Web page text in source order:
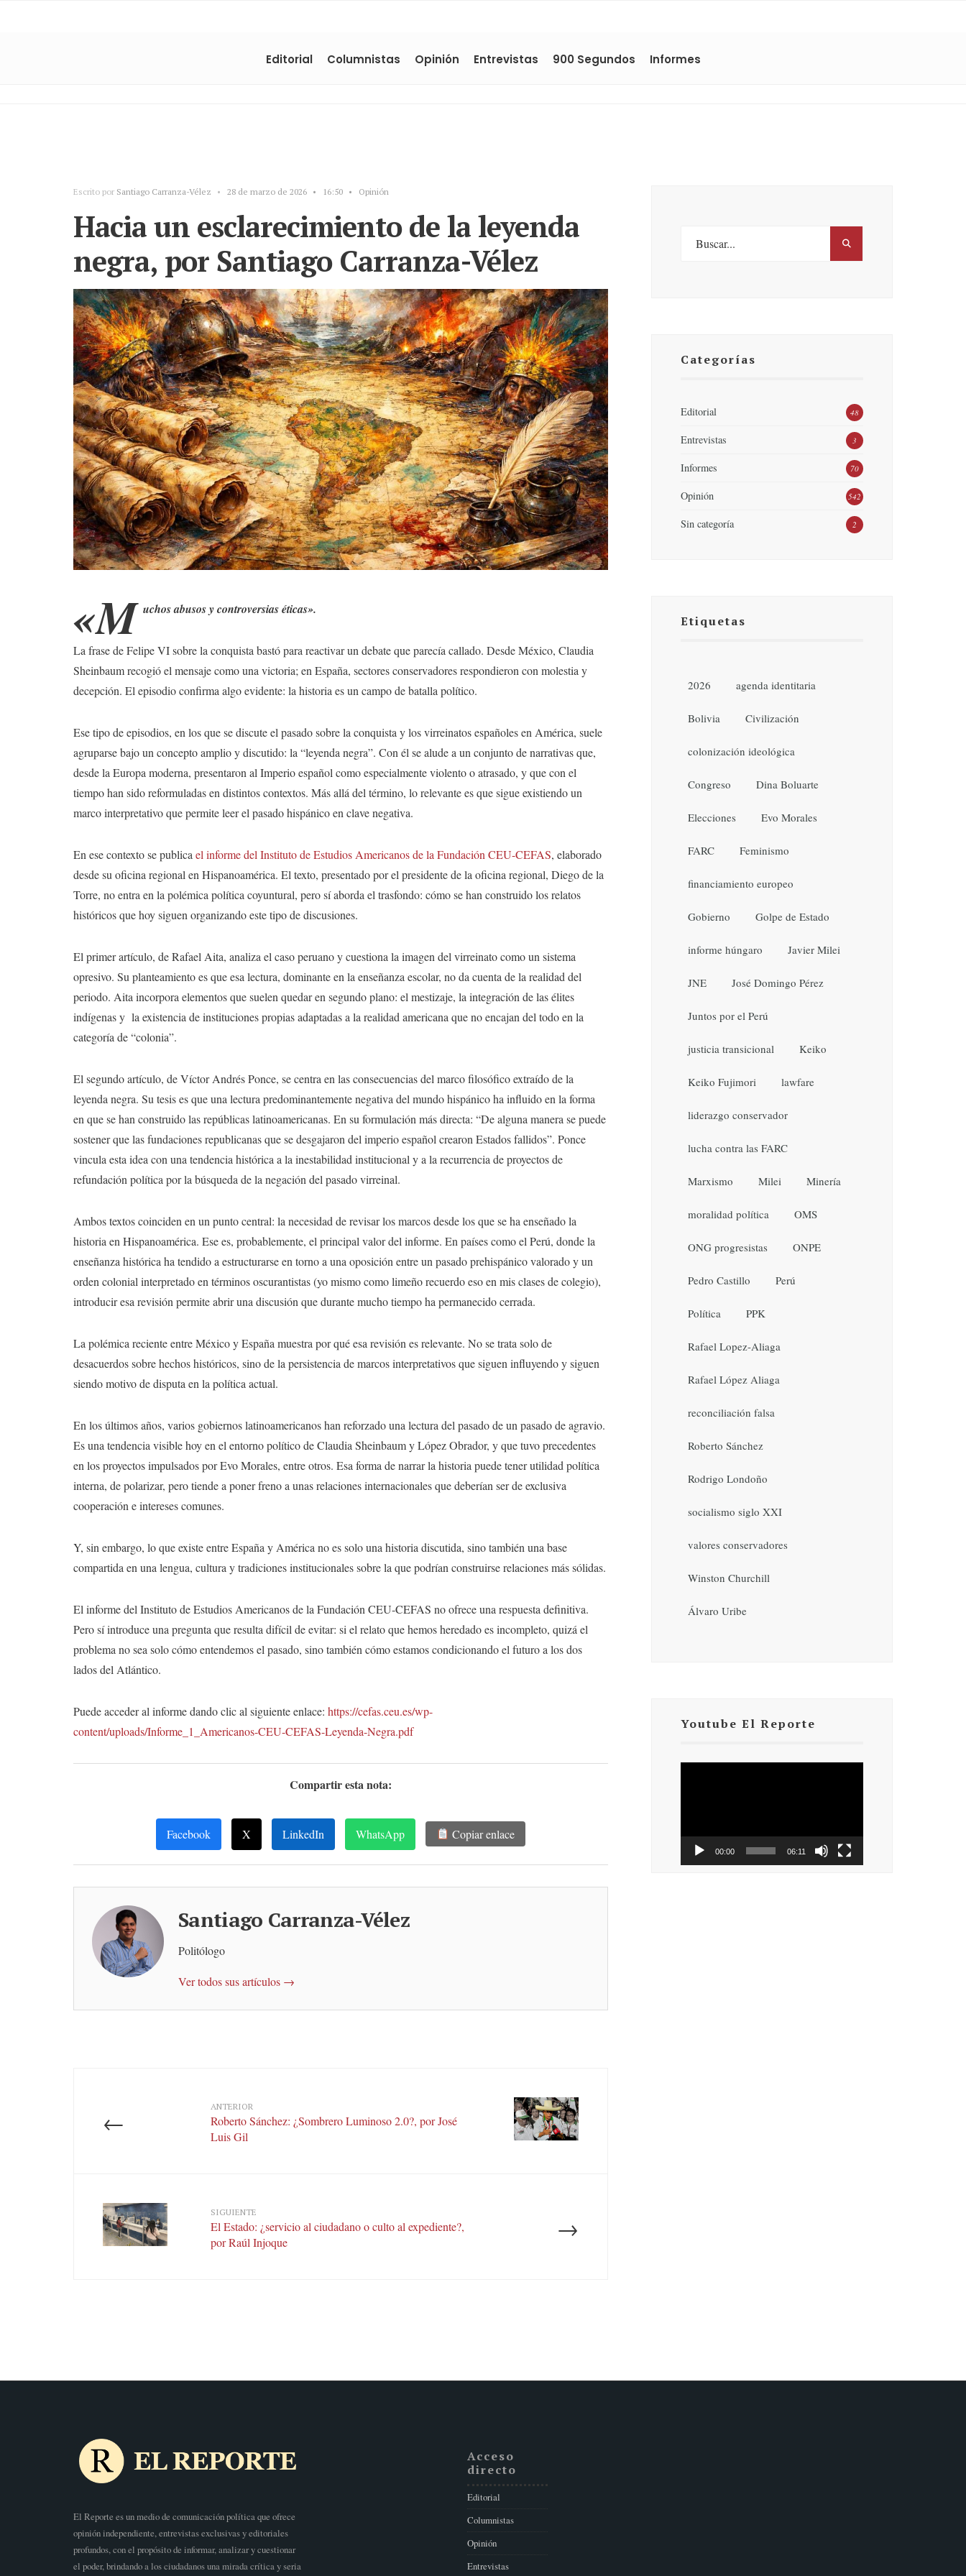
Editorial Columnistas Opinión Entrevistas 900 Segundos Informes
Escrito por Santiago Carranza-Vélez • 28 de marzo de 2026 • 16:50 • Opinión
Hacia un esclarecimiento de la leyenda
negra, por Santiago Carranza-Vélez
«M uchos abusos y controversias éticas».
La frase de Felipe VI sobre la conquista bastó para reactivar un debate que parecía callado. Desde México, Claudia
Sheinbaum recogió el mensaje como una victoria; en España, sectores conservadores respondieron con molestia y
decepción. El episodio confirma algo evidente: la historia es un campo de batalla político.
Ese tipo de episodios, en los que se discute el pasado sobre la conquista y los virreinatos españoles en América, suele
agruparse bajo un concepto amplio y discutido: la “leyenda negra”. Con él se alude a un conjunto de narrativas que,
desde la Europa moderna, presentaron al Imperio español como especialmente violento o atrasado, y que con el
tiempo han sido reformuladas en distintos contextos. Más allá del término, lo relevante es que sigue existiendo un
marco interpretativo que permite leer el pasado hispánico en clave negativa.
En ese contexto se publica el informe del Instituto de Estudios Americanos de la Fundación CEU-CEFAS, elaborado
desde su oficina regional en Hispanoamérica. El texto, presentado por el presidente de la oficina regional, Diego de la
Torre, no entra en la polémica política coyuntural, pero sí aborda el trasfondo: cómo se han construido los relatos
históricos que hoy siguen organizando este tipo de discusiones.
El primer artículo, de Rafael Aita, analiza el caso peruano y cuestiona la imagen del virreinato como un sistema
opresivo. Su planteamiento es que esa lectura, dominante en la enseñanza escolar, no da cuenta de la realidad del
periodo. Aita incorpora elementos que suelen quedar en segundo plano: el mestizaje, la integración de las élites
indígenas y la existencia de instituciones propias adaptadas a la realidad americana que no encajan del todo en la
categoría de “colonia”.
El segundo artículo, de Víctor Andrés Ponce, se centra en las consecuencias del marco filosófico extraído de la
leyenda negra. Su tesis es que una lectura predominantemente negativa del mundo hispánico ha influido en la forma
en que se han construido las repúblicas latinoamericanas. En su formulación más directa: “De alguna manera se puede
sostener que las fundaciones republicanas que se desgajaron del imperio español crearon Estados fallidos”. Ponce
vincula esta idea con una tendencia histórica a la inestabilidad institucional y a la recurrencia de proyectos de
refundación política por la búsqueda de la negación del pasado virreinal.
Ambos textos coinciden en un punto central: la necesidad de revisar los marcos desde los que se ha enseñado la
historia en Hispanoamérica. Ese es, probablemente, el principal valor del informe. En países como el Perú, donde la
enseñanza histórica ha tendido a estructurarse en torno a una oposición entre un pasado prehispánico valorado y un
orden colonial interpretado en términos oscurantistas (yo mismo como limeño recuerdo eso en mis clases de colegio),
introducir esa revisión permite abrir una discusión que durante mucho tiempo ha permanecido cerrada.
La polémica reciente entre México y España muestra por qué esa revisión es relevante. No se trata solo de
desacuerdos sobre hechos históricos, sino de la persistencia de marcos interpretativos que siguen influyendo y siguen
siendo motivo de disputa en la política actual.
En los últimos años, varios gobiernos latinoamericanos han reforzado una lectura del pasado de un pasado de agravio.
Es una tendencia visible hoy en el entorno político de Claudia Sheinbaum y López Obrador, y que tuvo precedentes
en los proyectos impulsados por Evo Morales, entre otros. Esa forma de narrar la historia puede tener utilidad política
interna, de polarizar, pero tiende a poner freno a unas relaciones internacionales que deberían ser de exclusiva
cooperación e intereses comunes.
Y, sin embargo, lo que existe entre España y América no es solo una historia discutida, sino también una base
compartida en una lengua, cultura y tradiciones institucionales sobre la que podrían construirse relaciones más sólidas.
El informe del Instituto de Estudios Americanos de la Fundación CEU-CEFAS no ofrece una respuesta definitiva.
Pero sí introduce una pregunta que resulta difícil de evitar: si el relato que hemos heredado es incompleto, quizá el
problema no sea solo cómo entendemos el pasado, sino también cómo estamos condicionando el futuro a los dos
lados del Atlántico.
Puede acceder al informe dando clic al siguiente enlace: https://cefas.ceu.es/wp-
content/uploads/Informe_1_Americanos-CEU-CEFAS-Leyenda-Negra.pdf
Compartir esta nota:
Facebook X LinkedIn WhatsApp Copiar enlace
Santiago Carranza-Vélez
Politólogo
Ver todos sus artículos →
←
ANTERIOR
Roberto Sánchez: ¿Sombrero Luminoso 2.0?, por José
Luis Gil
→
SIGUIENTE
El Estado: ¿servicio al ciudadano o culto al expediente?,
por Raúl Injoque
Categorías
Editorial 48
Entrevistas 3
Informes 70
Opinión 542
Sin categoría 2
Etiquetas
2026 agenda identitaria
Bolivia Civilización
colonización ideológica
Congreso Dina Boluarte
Elecciones Evo Morales
FARC Feminismo
financiamiento europeo
Gobierno Golpe de Estado
informe húngaro Javier Milei
JNE José Domingo Pérez
Juntos por el Perú
justicia transicional Keiko
Keiko Fujimori lawfare
liderazgo conservador
lucha contra las FARC
Marxismo Milei Minería
moralidad política OMS
ONG progresistas ONPE
Pedro Castillo Perú
Política PPK
Rafael Lopez-Aliaga
Rafael López Aliaga
reconciliación falsa
Roberto Sánchez
Rodrigo Londoño
socialismo siglo XXI
valores conservadores
Winston Churchill
Álvaro Uribe
Youtube El Reporte
00:00 06:11
El Reporte es un medio de comunicación política que ofrece
opinión independiente, entrevistas exclusivas y editoriales
profundos, con el propósito de informar, analizar y cuestionar
el poder, brindando a los ciudadanos una mirada crítica y seria
Acceso
directo
Editorial
Columnistas
Opinión
Entrevistas